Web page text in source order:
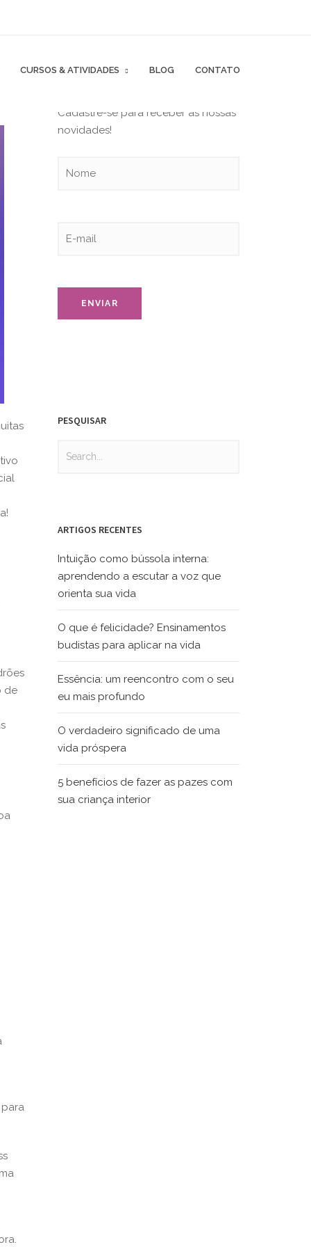
CURSOS & ATIVIDADES BLOG CONTATO
de
Cadastre-se para receber as nossas
novidades!
PESQUISAR
ARTIGOS RECENTES
Intuição como bússola interna:
aprendendo a escutar a voz que
orienta sua vida
O que é felicidade? Ensinamentos
budistas para aplicar na vida
Essência: um reencontro com o seu
eu mais profundo
O verdadeiro significado de uma
vida próspera
5 benefícios de fazer as pazes com
sua criança interior